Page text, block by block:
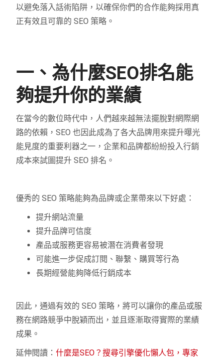
以避免落入話術陷阱，以確保你們的合作能夠採用真
正有效且可靠的 SEO 策略。
一、為什麼SEO排名能
夠提升你的業績
在當今的數位時代中，人們越來越無法擺脫對網際網
路的依賴，SEO 也因此成為了各大品牌用來提升曝光
能見度的重要利器之一，企業和品牌都紛紛投入行銷
成本來試圖提升 SEO 排名。
優秀的 SEO 策略能夠為品牌或企業帶來以下好處：
提升網站流量
提升品牌可信度
產品或服務更容易被潛在消費者發現
可能進一步促成訂閱、聯繫、購買等行為
長期經營能夠降低行銷成本
因此，通過有效的 SEO 策略，將可以讓你的產品或服
務在網路競爭中脫穎而出，並且逐漸取得實際的業績
成果。
延伸閱讀：什麼是SEO？搜尋引擎優化懶人包，專家